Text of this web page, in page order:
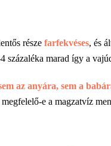
része farfekvéses, és
százaléka marad így a
az anyára, sem a
e a magzatvíz